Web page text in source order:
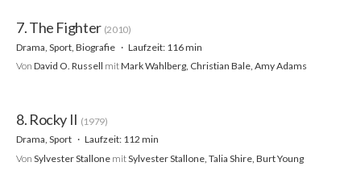
7. The Fighter (2010)
Drama, Sport, Biografie
Laufzeit: 116 min
Von David O. Russell mitMark Wahlberg, Christian Bale, Amy Adams
8. Rocky II (1979)
Drama, Sport
Laufzeit: 112 min
Von Sylvester Stallone mitSylvester Stallone, Talia Shire, Burt Young